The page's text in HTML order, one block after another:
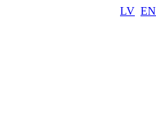
LV EN